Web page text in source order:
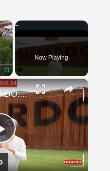
×
Fullscreen
Now Playing
×
Play
MUSEO LUXARDO: Un Viaggio nel Tempo e nel Gusto